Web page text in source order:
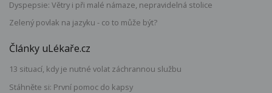
Dyspepsie: Větry i při malé námaze, nepravidelná stolice
Zelený povlak na jazyku - co to může být?
Články uLékaře.cz
13 situací, kdy je nutné volat záchrannou službu
Stáhněte si: První pomoc do kapsy